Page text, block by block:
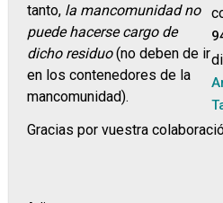
tanto, la mancomunidad no
puede hacerse cargo de
dicho residuo(no deben de ir
en los contenedores de la
mancomunidad).
Gracias por vuestra